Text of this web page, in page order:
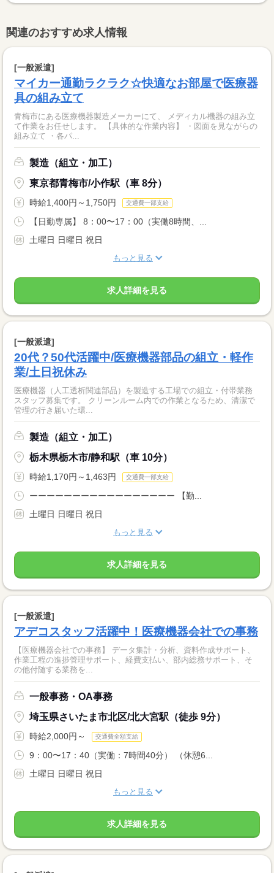
関連のおすすめ求人情報
[一般派遣]
マイカー通勤ラクラク☆快適なお部屋で医療器
具の組み立て
青梅市にある医療機器製造メーカーにて、 メディカル機器の組み立
て作業をお任せします。 【具体的な作業内容】 ・図面を見ながらの
組み立て ・各パ...
製造（組立・加工）
東京都青梅市/小作駅（車 8分）
時給1,400円～1,750円 交通費一部支給
【日勤専属】 8：00〜17：00（実働8時間、...
土曜日 日曜日 祝日
もっと見る
求人詳細を見る
[一般派遣]
20代？50代活躍中/医療機器部品の組立・軽作
業/土日祝休み
医療機器（人工透析関連部品）を製造する工場での組立・付帯業務
スタッフ募集です。 クリーンルーム内での作業となるため、清潔で
管理の行き届いた環...
製造（組立・加工）
栃木県栃木市/静和駅（車 10分）
時給1,170円～1,463円 交通費一部支給
ーーーーーーーーーーーーーーーーー 【勤...
土曜日 日曜日 祝日
もっと見る
求人詳細を見る
[一般派遣]
アデコスタッフ活躍中！医療機器会社での事務
【医療機器会社での事務】 データ集計・分析、資料作成サポート、
作業工程の進捗管理サポート、経費支払い、部内総務サポート、そ
の他付随する業務を...
一般事務・OA事務
埼玉県さいたま市北区/北大宮駅（徒歩 9分）
時給2,000円～ 交通費全額支給
9：00〜17：40（実働：7時間40分） （休憩6...
土曜日 日曜日 祝日
もっと見る
求人詳細を見る